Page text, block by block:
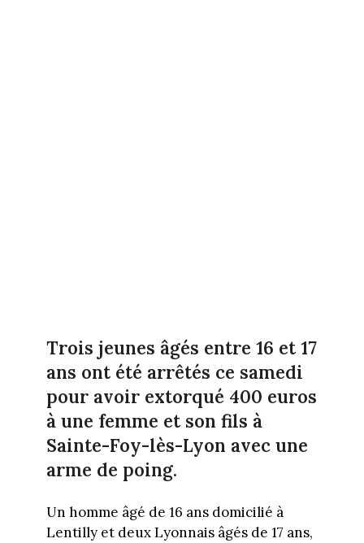
Trois jeunes âgés entre 16 et 17
ans ont été arrêtés ce samedi
pour avoir extorqué 400 euros
à une femme et son fils à
Sainte-Foy-lès-Lyon avec une
arme de poing.
Un homme âgé de 16 ans domicilié à
Lentilly et deux Lyonnais âgés de 17 ans,